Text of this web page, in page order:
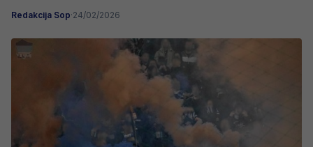
Redakcija Sop·24/02/2026